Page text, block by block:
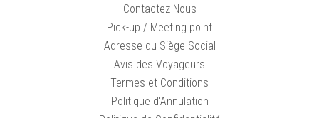
Contactez-Nous
Pick-up / Meeting point
Adresse du Siège Social
Avis des Voyageurs
Termes et Conditions
Politique d'Annulation